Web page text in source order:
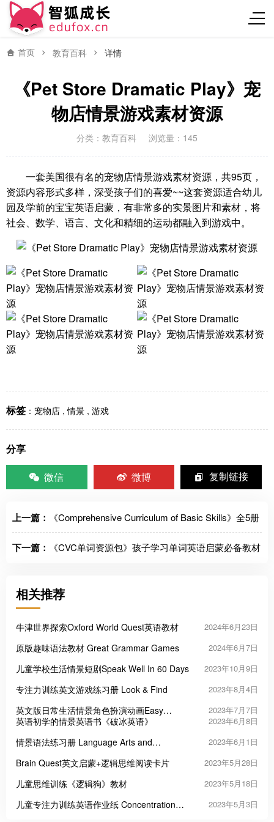
首页 教育百科 详情
《Pet Store Dramatic Play》宠
物店情景游戏素材资源
分类： 教育百科 浏览量：145
一套美国很有名的宠物店情景游戏素材资源，共95页，
资源内容形式多样，深受孩子们的喜爱~~这套资源适合幼儿
园及学前的宝宝英语启蒙，有非常多的实景图片和素材，将
社会、数学、语言、文化和精细的运动都融入到游戏中。
标签 ： 宠物店 ,情景 , 游戏
分享
微信
微博 复制链接
上一篇： 《Comprehensive Curriculum of Basic Skills》全5册
下一篇： 《CVC单词资源包》孩子学习单词英语启蒙必备教材
相关推荐
牛津世界探索Oxford World Quest英语教材 2024年6月23日
原版趣味语法教材 Great Grammar Games 2024年6月7日
儿童学校生活情景短剧Speak Well In 60 Days 2023年10月9日
专注力训练英文游戏练习册 Look & Find 2023年8月4日
英文版日常生活情景角色扮演动画Easy
Dialogue and Role-play conversation
2023年7月7日
英语初学的情景英语书《破冰英语》 2023年6月8日
情景语法练习册 Language Arts and
2023年6月1日
Brain Quest英文启蒙+逻辑思维阅读卡片 2023年5月28日
儿童思维训练《逻辑狗》教材 2023年5月18日
儿童专注力训练英语作业纸 Concentration
2023年5月3日